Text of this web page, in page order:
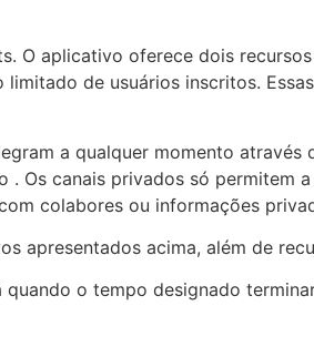
O aplicativo oferece dois
de usuários inscritos.
a qualquer momento através
. Os canais privados só permitem
colabores ou informações
apresentados acima, além de
o tempo designado